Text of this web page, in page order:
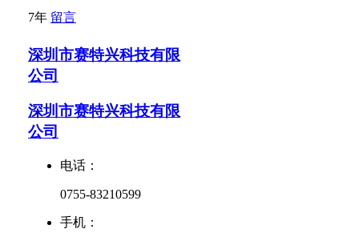
7年 留言
深圳市赛特兴科技有限
公司
深圳市赛特兴科技有限
公司
电话：
0755-83210599
手机：